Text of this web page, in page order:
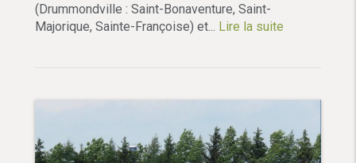
(Drummondville : Saint-Bonaventure, Saint-
Majorique, Sainte-Françoise) et... Lire la suite